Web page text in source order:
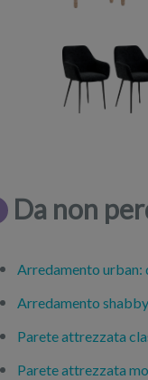
Da non
Arredamento urban:
Arredamento
Parete attrezzata
Parete attrezzata